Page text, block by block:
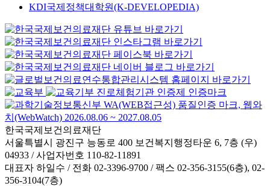
KDI국제정책대학원(K-DEVELOPEDIA)
한국국제보건의료재단
서울특별시 광진구 능동로 400 보건복지행정타운 6, 7층 (우)
04933 / 사업자번호 110-82-11891
대표자 하일수 / 전화 02-3396-9700 / 팩스 02-356-3155(6층), 02-
356-3104(7층)